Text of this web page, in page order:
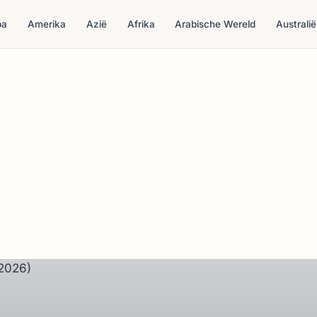
Amerika Azië Afrika Arabische Wereld Australië